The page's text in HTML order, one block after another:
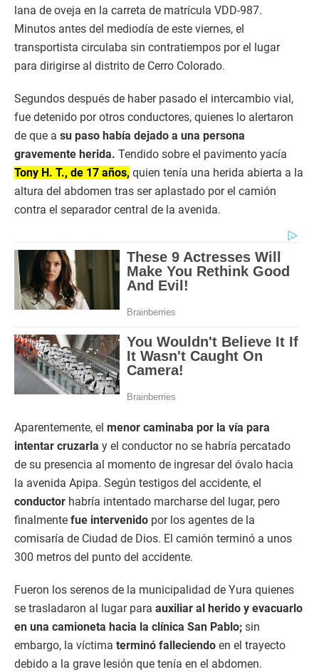
lana de oveja en la carreta de matrícula VDD-987.
Minutos antes del mediodía de este viernes, el
transportista circulaba sin contratiempos por el lugar
para dirigirse al distrito de Cerro Colorado.
Segundos después de haber pasado el intercambio vial,
fue detenido por otros conductores, quienes lo alertaron
de que a su paso había dejado a una persona
gravemente herida. Tendido sobre el pavimento yacía
Tony H. T., de 17 años, quien tenía una herida abierta a la
altura del abdomen tras ser aplastado por el camión
contra el separador central de la avenida.
Aparentemente, el menor caminaba por la vía para
intentar cruzarla y el conductor no se habría percatado
de su presencia al momento de ingresar del óvalo hacia
la avenida Apipa. Según testigos del accidente, el
conductor habría intentado marcharse del lugar, pero
finalmente fue intervenido por los agentes de la
comisaría de Ciudad de Dios. El camión terminó a unos
300 metros del punto del accidente.
Fueron los serenos de la municipalidad de Yura quienes
se trasladaron al lugar para auxiliar al herido y evacuarlo
en una camioneta hacia la clínica San Pablo; sin
embargo, la víctima terminó falleciendo en el trayecto
debido a la grave lesión que tenía en el abdomen.